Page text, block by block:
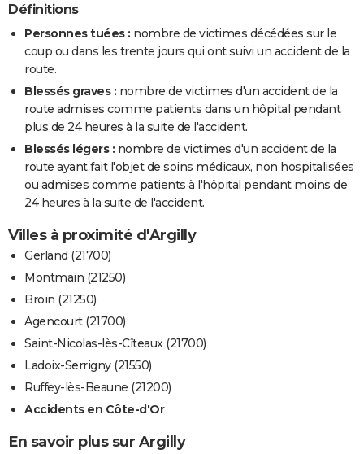
Définitions
Personnes tuées : nombre de victimes décédées sur le
coup ou dans les trente jours qui ont suivi un accident de la
route.
Blessés graves : nombre de victimes d'un accident de la
route admises comme patients dans un hôpital pendant
plus de 24 heures à la suite de l'accident.
Blessés légers : nombre de victimes d'un accident de la
route ayant fait l'objet de soins médicaux, non hospitalisées
ou admises comme patients à l'hôpital pendant moins de
24 heures à la suite de l'accident.
Villes à proximité d'Argilly
Gerland (21700)
Montmain (21250)
Broin (21250)
Agencourt (21700)
Saint-Nicolas-lès-Cîteaux (21700)
Ladoix-Serrigny (21550)
Ruffey-lès-Beaune (21200)
Accidents en Côte-d'Or
En savoir plus sur Argilly